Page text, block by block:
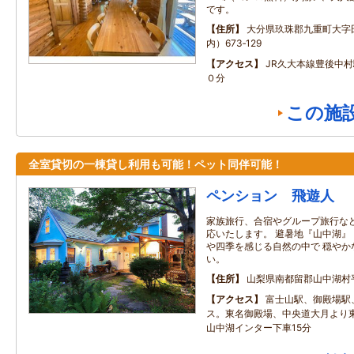
です。
住所
大分県玖珠郡九重町大
内）673‐129
アクセス
JR久大本線豊後中
０分
この施
全室貸切の一棟貸し利用も可能！ペット同伴可能！
ペンション 飛遊人
家族旅行、合宿やグループ旅行な
応いたします。 避暑地『山中湖
や四季を感じる自然の中で 穏や
い。
住所
山梨県南都留郡山中湖
アクセス
富士山駅、御殿場
ス。東名御殿場、中央道大月より
山中湖インター下車15分